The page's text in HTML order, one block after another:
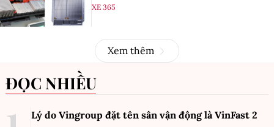
XE 365
Xem thêm
ĐỌC NHIỀU
Lý do Vingroup đặt tên sân vận động là VinFast 2